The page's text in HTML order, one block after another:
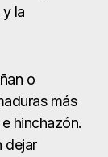
la
las
y
sin